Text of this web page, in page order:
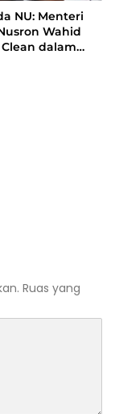
NU: Menteri
Wahid
dalam
Ruas yang